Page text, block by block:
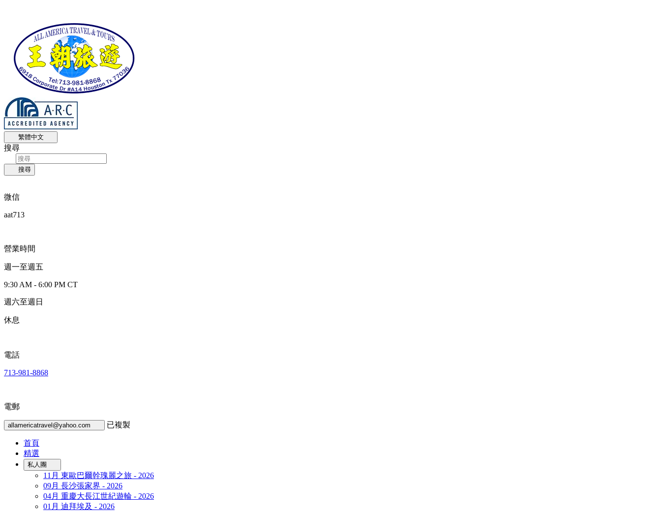
繁體中文
搜尋
搜尋
微信
aat713
營業時間
週一至週五
9:30 AM - 6:00 PM CT
週六至週日
休息
電話
713-981-8868
電郵
allamericatravel@yahoo.com 已複製
首頁
精選
私人團
11月 東歐巴爾幹瑰麗之旅 - 2026
09月 長沙張家界 - 2026
04月 重慶大長江世紀遊輪 - 2026
01月 迪拜埃及 - 2026